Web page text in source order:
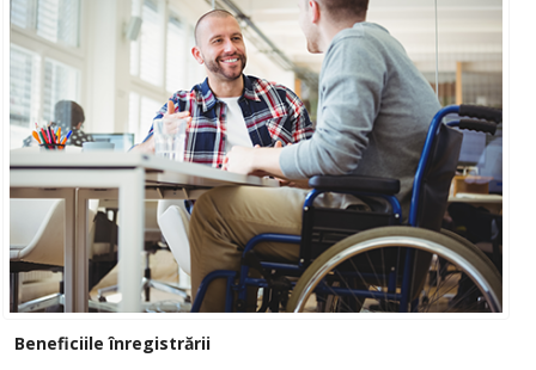
Beneficiile înregistrării